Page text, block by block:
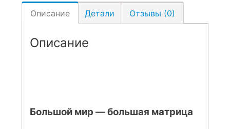
Описание Детали Отзывы (0)
Описание
Большой мир — большая матрица